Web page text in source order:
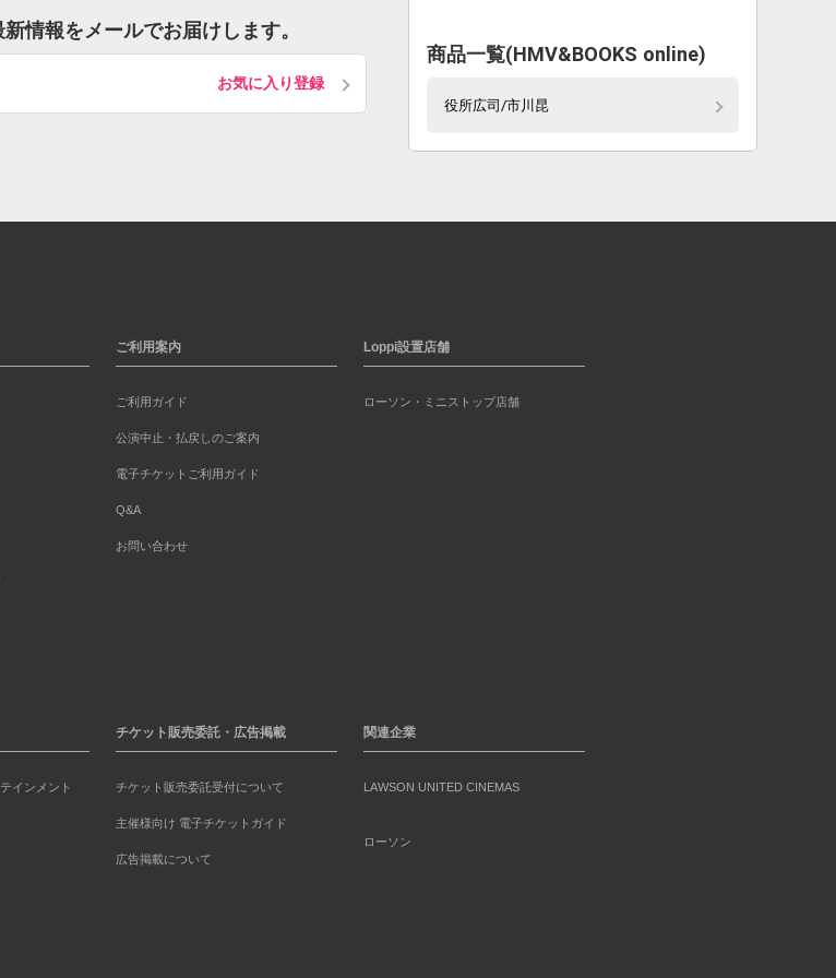
情報をメールでお届けします。
お気に入り登録
商品一覧(HMV&BOOKS online)
役所広司/市川昆
ご利用案内
ご利用ガイド
公演中止・払戻しのご案内
電子チケットご利用ガイド
Q&A
お問い合わせ
Loppi設置店舗
ローソン・ミニストップ店舗
インメント
チケット販売委託・広告掲載
チケット販売委託受付について
主催様向け 電子チケットガイド
広告掲載について
関連企業
LAWSON UNITED CINEMAS
ローソン